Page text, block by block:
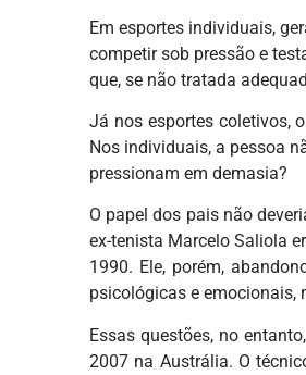
Em esportes individuais,
competir sob pressão e
que, se não tratada
Já nos esportes coletivos,
Nos individuais, a pessoa
pressionam em demasia?
O papel dos pais não
ex-tenista Marcelo Saliola
1990. Ele, porém,
psicológicas e emocionais,
Essas questões, no
2007 na Austrália. O